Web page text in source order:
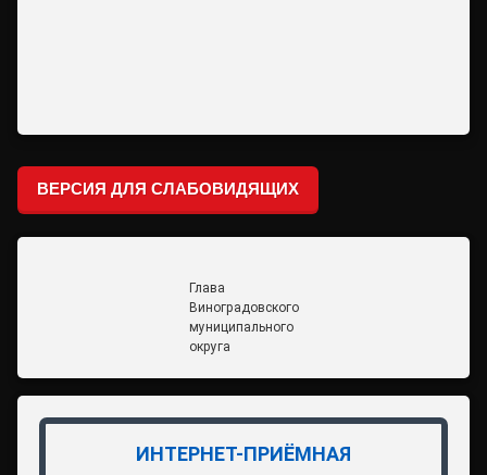
ВЕРСИЯ ДЛЯ СЛАБОВИДЯЩИХ
Глава
Виноградовского
муниципального
округа
ИНТЕРНЕТ-ПРИЁМНАЯ